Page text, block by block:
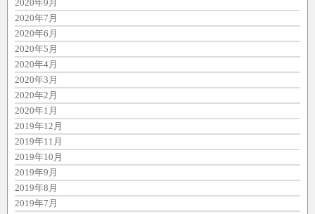
2020年9月
2020年7月
2020年6月
2020年5月
2020年4月
2020年3月
2020年2月
2020年1月
2019年12月
2019年11月
2019年10月
2019年9月
2019年8月
2019年7月